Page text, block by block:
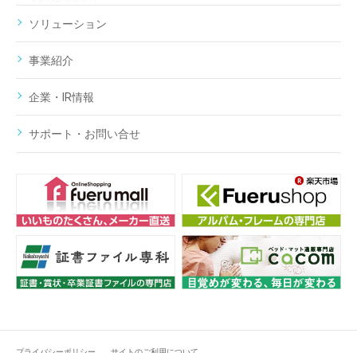
ソリューション
事業紹介
企業・IR情報
サポート・お問い合せ